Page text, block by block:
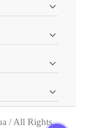
/ All Rights